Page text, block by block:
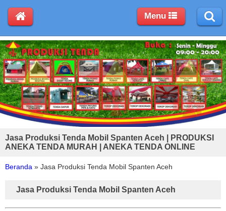
Jasa Produksi Tenda Mobil Spanten Aceh | PRODUKSI
ANEKA TENDA MURAH | ANEKA TENDA ONLINE
Beranda » Jasa Produksi Tenda Mobil Spanten Aceh
Jasa Produksi Tenda Mobil Spanten Aceh
Menu